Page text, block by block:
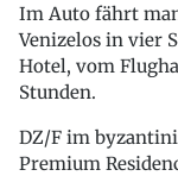
Im Auto fährt
Venizelos in vier
Hotel, vom
Stunden.
DZ/F im
Premium